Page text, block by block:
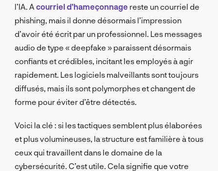
l’IA. A courriel d’hameçonnage reste un courriel de
phishing, mais il donne désormais l’impression
d’avoir été écrit par un professionnel. Les messages
audio de type « deepfake » paraissent désormais
confiants et crédibles, incitant les employés à agir
rapidement. Les logiciels malveillants sont toujours
diffusés, mais ils sont polymorphes et changent de
forme pour éviter d’être détectés.
Voici la clé : si les tactiques semblent plus élaborées
et plus volumineuses, la structure est familière à tous
ceux qui travaillent dans le domaine de la
cybersécurité. C’est utile. Cela signifie que votre